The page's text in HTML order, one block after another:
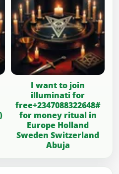
I want to join
illuminati for
free+2347088322648#
for money ritual in
Europe Holland
Sweden Switzerland
Abuja